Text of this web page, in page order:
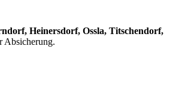
Heinersdorf, Ossla, Titschendorf,
Absicherung.